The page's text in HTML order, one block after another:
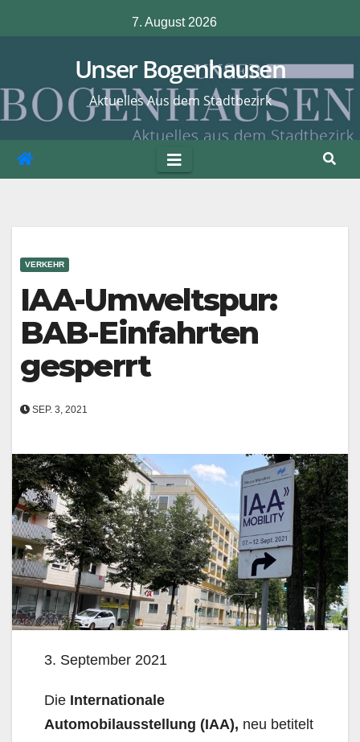
Inhalt
7. August 2026
Unser Bogenhausen
Aktuelles Aus dem Stadtbezirk
VERKEHR
IAA-Umweltspur:
BAB-Einfahrten
gesperrt
SEP. 3, 2021
3. September 2021
Die Internationale
Automobilausstellung (IAA), neu betitelt